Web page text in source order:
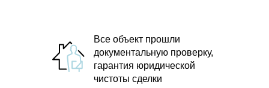
Все объект прошли
документальную проверку,
гарантия юридической
чистоты сделки